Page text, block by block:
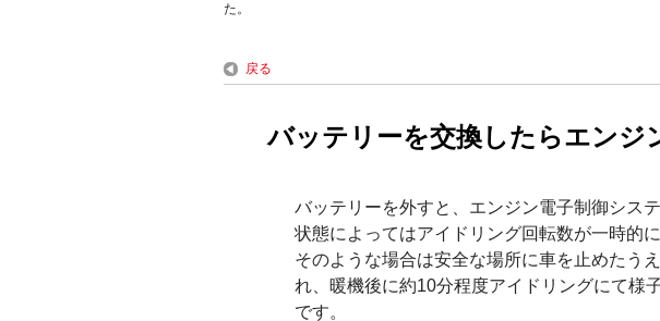
た。
戻る
バッテリーを交換したらエンジ
バッテリーを外すと、エンジン電子制御シス
状態によってはアイドリング回転数が一時的
そのような場合は安全な場所に車を止めたう
れ、暖機後に約10分程度アイドリングにて様
です。